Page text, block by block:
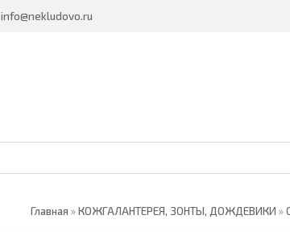
info@nekludovo.ru
Главная »КОЖГАЛАНТЕРЕЯ, ЗОНТЫ, ДОЖДЕВИКИ »